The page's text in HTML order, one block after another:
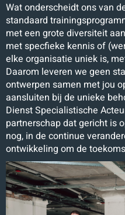
Wat onderscheidt ons van
standaard
met een grote diversiteit
met specfieke kennis of
elke organisatie uniek is,
Daarom leveren we geen
ontwerpen samen met jou
aansluiten bij de unieke
Dienst Specialistische
partnerschap dat gericht is
nog, in de continue
ontwikkeling om de